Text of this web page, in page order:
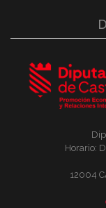
Horario:
12004